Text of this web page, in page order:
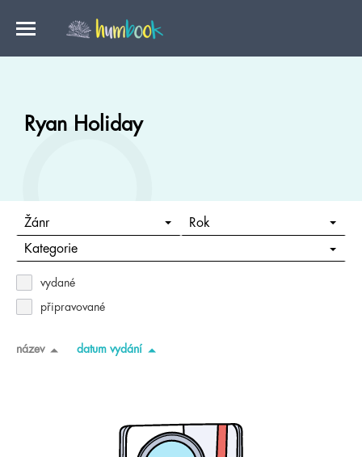
Ryan Holiday
Žánr Rok
Kategorie
vydané
připravované
název datum vydání